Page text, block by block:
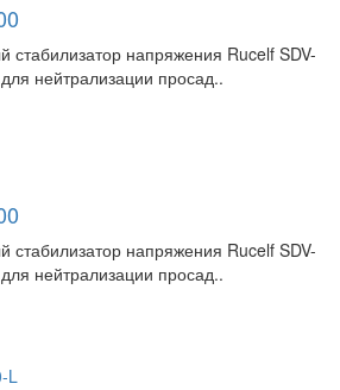
стабилизатор напряжения Rucelf SDV-
нейтрализации просад..
стабилизатор напряжения Rucelf SDV-
нейтрализации просад..